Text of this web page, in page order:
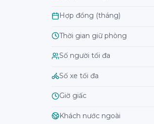
Hợp đồng (tháng)
Thời gian giữ phòng
Số người tối đa
Số xe tối đa
Giờ giấc
Khách nước ngoài